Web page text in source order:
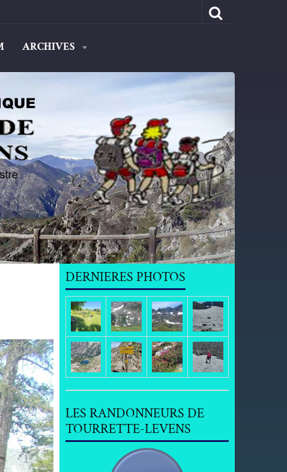
ARCHIVES
DERNIERES PHOTOS
LES RANDONNEURS DE
TOURRETTE-LEVENS